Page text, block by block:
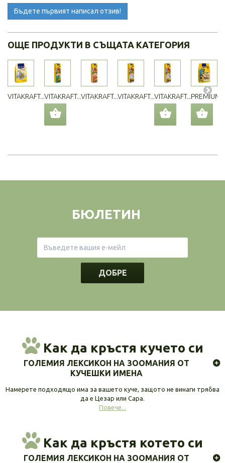
Бъдете първият написал отзив!
ОЩЕ ПРОДУКТИ В СЪЩАТА КАТЕГОРИЯ
VITAKRAFT...VITAKRAFT...VITAKRAFT...VITAKRAFT...VITAKRAFT...PREMIUM...
БЮЛЕТИН
ДОБРЕ
Как да кръстя кучето си
ГОЛЕМИЯ ЛЕКСИКОН НА ЗООМАНИЯ ОТ
КУЧЕШКИ ИМЕНА
Намерете подходящо има за вашето куче, защото не винаги трябва
да е Цезар или Сара.
Повече...
Как да кръстя котето си
ГОЛЕМИЯ ЛЕКСИКОН НА ЗООМАНИЯ ОТ